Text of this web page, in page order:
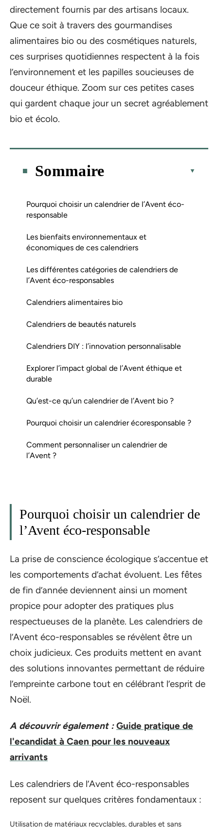
directement fournis par des artisans locaux.
Que ce soit à travers des gourmandises
alimentaires bio ou des cosmétiques naturels,
ces surprises quotidiennes respectent à la fois
l’environnement et les papilles soucieuses de
douceur éthique. Zoom sur ces petites cases
qui gardent chaque jour un secret agréablement
bio et écolo.
Sommaire
Pourquoi choisir un calendrier de l’Avent éco-
responsable
Les bienfaits environnementaux et
économiques de ces calendriers
Les différentes catégories de calendriers de
l’Avent éco-responsables
Calendriers alimentaires bio
Calendriers de beautés naturels
Calendriers DIY : l’innovation personnalisable
Explorer l’impact global de l’Avent éthique et
durable
Qu’est-ce qu’un calendrier de l’Avent bio ?
Pourquoi choisir un calendrier écoresponsable ?
Comment personnaliser un calendrier de
l’Avent ?
Pourquoi choisir un calendrier de
l’Avent éco-responsable
La prise de conscience écologique s’accentue et
les comportements d’achat évoluent. Les fêtes
de fin d’année deviennent ainsi un moment
propice pour adopter des pratiques plus
respectueuses de la planète. Les calendriers de
l’Avent éco-responsables se révèlent être un
choix judicieux. Ces produits mettent en avant
des solutions innovantes permettant de réduire
l’empreinte carbone tout en célébrant l’esprit de
Noël.
A découvrir également : Guide pratique de
l'ecandidat à Caen pour les nouveaux
arrivants
Les calendriers de l’Avent éco-responsables
reposent sur quelques critères fondamentaux :
Utilisation de matériaux recyclables, durables et sans